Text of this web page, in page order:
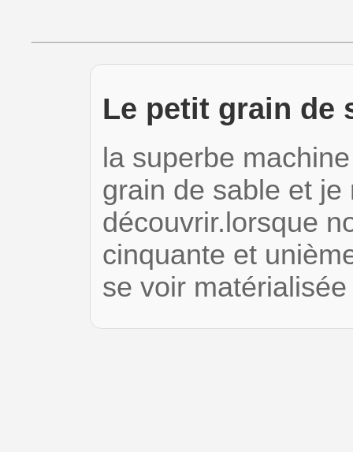
Le petit grain de
la superbe
grain de sable et
découvrir.lorsque
cinquante et
se voir